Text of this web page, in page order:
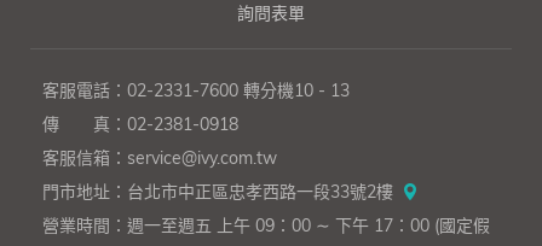
詢問表單
客服電話： 02-2331-7600 轉分機10 - 13
傳 真： 02-2381-0918
客服信箱： service@ivy.com.tw
門市地址： 台北市中正區忠孝西路一段33號2樓
營業時間： 週一至週五 上午 09：00 ∼ 下午 17：00 (國定假